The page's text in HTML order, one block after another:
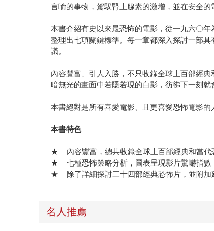
言喻的事物，駕馭腎上腺素的激增，並在安全的
本書介紹有史以來最恐怖的電影，從一九六〇
整理出七項關鍵標準。每一章都深入探討一部
議。
內容豐富、引人入勝，不只收錄全球上百部經
暗無光的畫面中若隱若現的白影，彷彿下一刻
本書絕對是所有喜愛電影、且更喜愛恐怖電影的
本書特色
★ 內容豐富，總共收錄全球上百部經典和當代
★ 七種恐怖策略分析，圖表呈現影片驚嚇指數
★ 除了詳細探討三十四部經典恐怖片，並附加
名人推薦